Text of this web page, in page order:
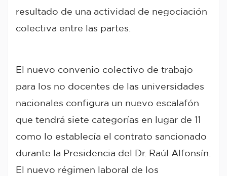
resultado de una actividad de negociación
colectiva entre las partes.
El nuevo convenio colectivo de trabajo
para los no docentes de las universidades
nacionales configura un nuevo escalafón
que tendrá siete categorías en lugar de 11
como lo establecía el contrato sancionado
durante la Presidencia del Dr. Raúl Alfonsín.
El nuevo régimen laboral de los